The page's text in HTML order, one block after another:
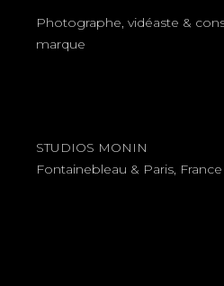
Photographe, vidéaste &
marque
STUDIOS MONIN
Fontainebleau & Paris, France